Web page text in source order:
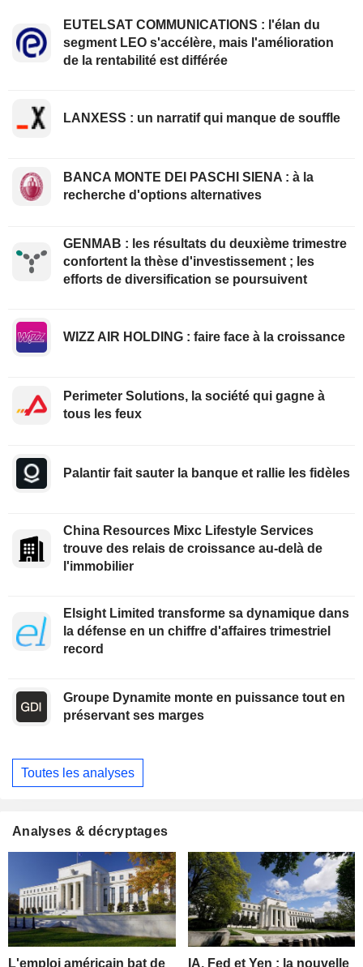
EUTELSAT COMMUNICATIONS : l'élan du
segment LEO s'accélère, mais l'amélioration
de la rentabilité est différée
LANXESS : un narratif qui manque de souffle
BANCA MONTE DEI PASCHI SIENA : à la
recherche d'options alternatives
GENMAB : les résultats du deuxième trimestre
confortent la thèse d'investissement ; les
efforts de diversification se poursuivent
WIZZ AIR HOLDING : faire face à la croissance
Perimeter Solutions, la société qui gagne à
tous les feux
Palantir fait sauter la banque et rallie les fidèles
China Resources Mixc Lifestyle Services
trouve des relais de croissance au-delà de
l'immobilier
Elsight Limited transforme sa dynamique dans
la défense en un chiffre d'affaires trimestriel
record
Groupe Dynamite monte en puissance tout en
préservant ses marges
Toutes les analyses
Analyses & décryptages
L'emploi américain bat de IA, Fed et Yen : la nouvelle